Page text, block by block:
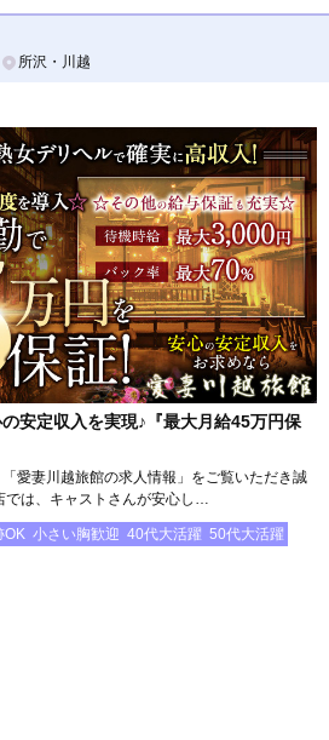
所沢・川越
の安定収入を実現♪『最大月給45万円保
愛妻川越旅館の求人情報」をご覧いただき誠
では、キャストさんが安心し…
OK 小さい胸歓迎 40代大活躍 50代大活躍